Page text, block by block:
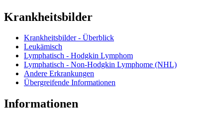
Krankheitsbilder
Krankheitsbilder - Überblick
Leukämisch
Lymphatisch - Hodgkin Lymphom
Lymphatisch - Non-Hodgkin Lymphome (NHL)
Andere Erkrankungen
Übergreifende Informationen
Informationen